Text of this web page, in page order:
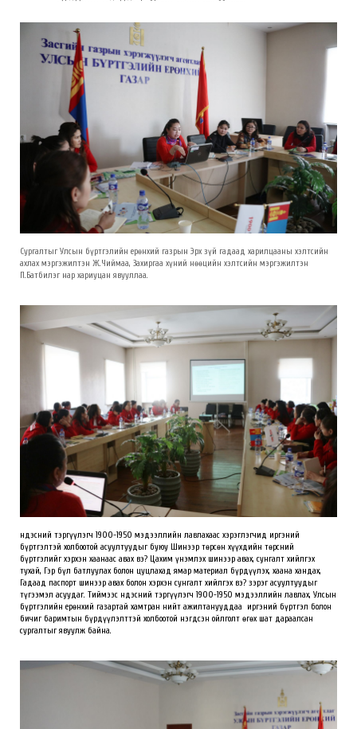
Сургалтыг Улсын бүртгэлийн ерөнхий газрын Эрх зүй гадаад харилцааны хэлтсийн
ахлах мэргэжилтэн Ж.Чиймаа, Захиргаа хүний нөөцийн хэлтсийн мэргэжилтэн
П.Батбилэг нар хариуцан явууллаа.
Үндэсний тэргүүлэгч 1900-1950 мэдээллийн лавлахаас хэрэглэгчид иргэний
бүртгэлтэй холбоотой асуултуудыг буюу Шинээр төрсөн хүүхдийн төрсний
бүртгэлийг хэрхэн хаанаас авах вэ? Цахим үнэмлэх шинээр авах, сунгалт хийлгэх
тухай, Гэр бүл батлуулах болон цуцлахад ямар материал бүрдүүлэх, хаана хандах,
Гадаад паспорт шинээр авах болон хэрхэн сунгалт хийлгэх вэ? зэрэг асуултуудыг
түгээмэл асуудаг. Тиймээс Үндэсний тэргүүлэгч 1900-1950 мэдээллийн лавлах, Улсын
бүртгэлийн ерөнхий газартай хамтран нийт ажилтанууддаа иргэний бүртгэл болон
бичиг баримтын бүрдүүлэлттэй холбоотой нэгдсэн ойлголт өгөх шат дараалсан
сургалтыг явуулж байна.